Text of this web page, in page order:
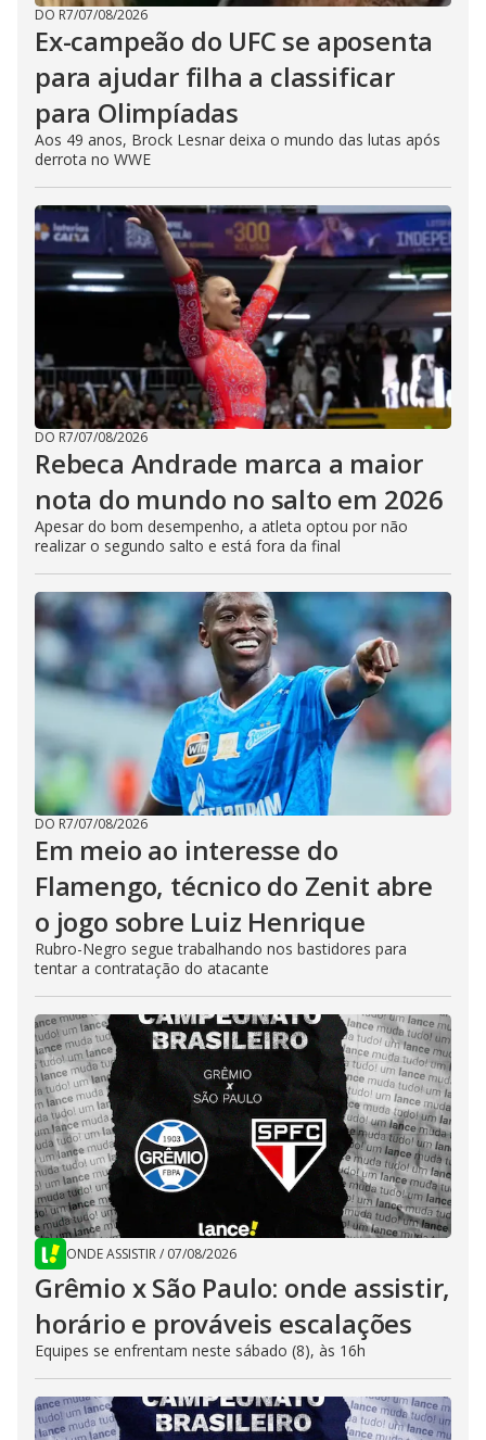
DO R7/07/08/2026
Ex-campeão do UFC se aposenta
para ajudar filha a classificar
para Olimpíadas
Aos 49 anos, Brock Lesnar deixa o mundo das lutas após
derrota no WWE
DO R7/07/08/2026
Rebeca Andrade marca a maior
nota do mundo no salto em 2026
Apesar do bom desempenho, a atleta optou por não
realizar o segundo salto e está fora da final
DO R7/07/08/2026
Em meio ao interesse do
Flamengo, técnico do Zenit abre
o jogo sobre Luiz Henrique
Rubro-Negro segue trabalhando nos bastidores para
tentar a contratação do atacante
ONDE ASSISTIR/ 07/08/2026
Grêmio x São Paulo: onde assistir,
horário e prováveis escalações
Equipes se enfrentam neste sábado (8), às 16h